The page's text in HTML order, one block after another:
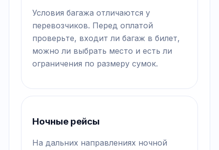
Условия багажа отличаются у
перевозчиков. Перед оплатой
проверьте, входит ли багаж в билет,
можно ли выбрать место и есть ли
ограничения по размеру сумок.
Ночные рейсы
На дальних направлениях ночной